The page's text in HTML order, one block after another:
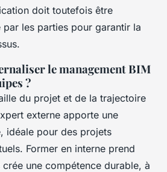
doit toutefois être
les parties pour garantir la
le management BIM
?
du projet et de la trajectoire
externe apporte une
idéale pour des projets
Former en interne prend
une compétence durable, à